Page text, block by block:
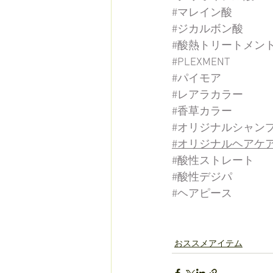
#マレイン酸
#ジカルボン酸
#酸熱トリートメント
#PLEXMENT
#パイモア
#レアラカラー
#香草カラー
#オリジナルシャン
#オリジナルヘアケ
#酸性ストレート
#酸性デジパ
#ヘアピース
おススメアイテム